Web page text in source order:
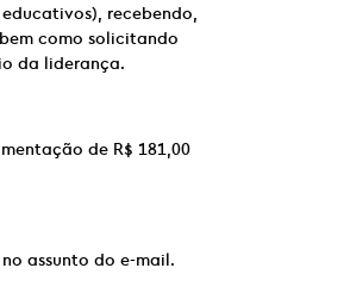
recebendo,
como solicitando
da liderança.
de R$ 181,00
assunto do e-mail.